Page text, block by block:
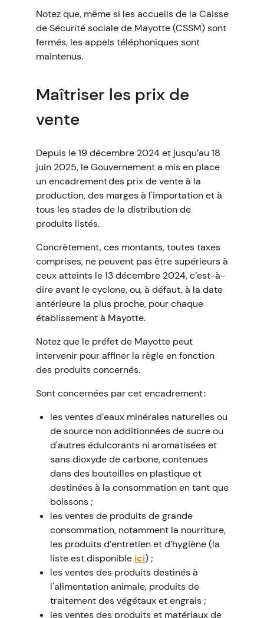
Notez que, même si les accueils de la Caisse
de Sécurité sociale de Mayotte (CSSM) sont
fermés, les appels téléphoniques sont
maintenus.
Maîtriser les prix de
vente
Depuis le 19 décembre 2024 et jusqu’au 18
juin 2025, le Gouvernement a mis en place
un encadrement des prix de vente à la
production, des marges à l'importation et à
tous les stades de la distribution de
produits listés.
Concrètement, ces montants, toutes taxes
comprises, ne peuvent pas être supérieurs à
ceux atteints le 13 décembre 2024, c’est-à-
dire avant le cyclone, ou, à défaut, à la date
antérieure la plus proche, pour chaque
établissement à Mayotte.
Notez que le préfet de Mayotte peut
intervenir pour affiner la règle en fonction
des produits concernés.
Sont concernées par cet encadrement :
les ventes d’eaux minérales naturelles ou
de source non additionnées de sucre ou
d'autres édulcorants ni aromatisées et
sans dioxyde de carbone, contenues
dans des bouteilles en plastique et
destinées à la consommation en tant que
boissons ;
les ventes de produits de grande
consommation, notamment la nourriture,
les produits d’entretien et d’hygiène (la
liste est disponible ici) ;
les ventes des produits destinés à
l'alimentation animale, produits de
traitement des végétaux et engrais ;
les ventes des produits et matériaux de